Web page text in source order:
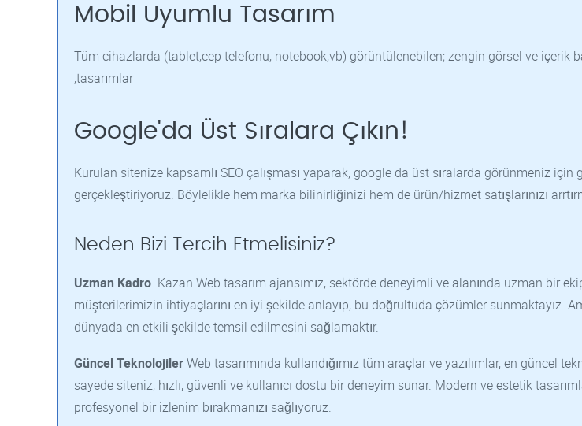
Mobil Uyumlu Tasarım
Tüm cihazlarda (tablet,cep telefonu, notebook,vb) görüntülenebilen; zengin görsel ve içerik
,tasarımlar
Google'da Üst Sıralara Çıkın!
Kurulan sitenize kapsamlı SEO çalışması yaparak, google da üst sıralarda görünmeniz için
gerçekleştiriyoruz. Böylelikle hem marka bilinirliğinizi hem de ürün/hizmet satışlarınızı
Neden Bizi Tercih Etmelisiniz?
Uzman Kadro Kazan Web tasarım ajansımız, sektörde deneyimli ve alanında uzman bir
müşterilerimizin ihtiyaçlarını en iyi şekilde anlayıp, bu doğrultuda çözümler sunmaktayız.
dünyada en etkili şekilde temsil edilmesini sağlamaktır.
Güncel TeknolojilerWeb tasarımında kullandığımız tüm araçlar ve yazılımlar, en güncel
sayede siteniz, hızlı, güvenli ve kullanıcı dostu bir deneyim sunar. Modern ve estetik
profesyonel bir izlenim bırakmanızı sağlıyoruz.